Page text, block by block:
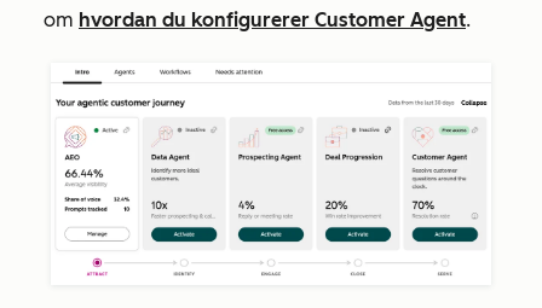
om hvordan du konfigurerer Customer Agent.